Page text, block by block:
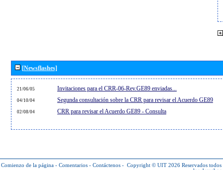
[Newsflashes]
21/06/05 Invitaciones para el CRR-06-Rev.GE89 enviadas...
04/10/04 Segunda consultación sobre la CRR para revisar el Acuerdo GE89
02/08/04 CRR para revisar el Acuerdo GE89 - Consulta
Comienzo de la página - Comentarios - Contáctenos - Copyright © UIT 2026 Reservados todos